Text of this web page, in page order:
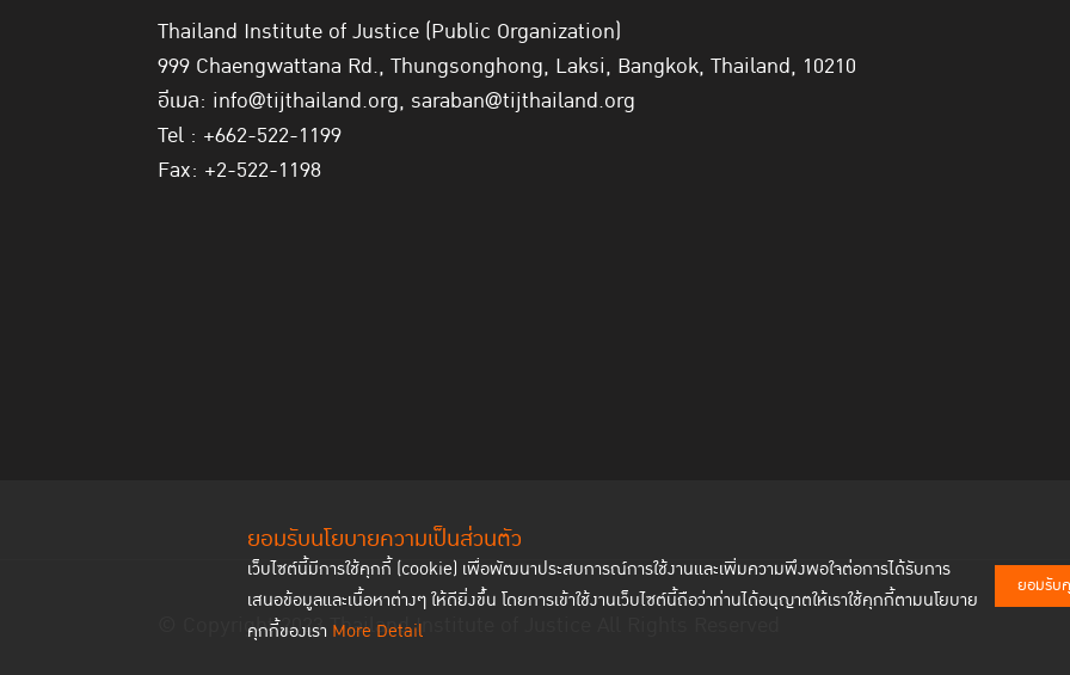
ยอมรับนโยบายความเป็นส่วนตัว
เว็บไซต์นี้มีการใช้คุกกี้ (cookie) เพื่อพัฒนาประสบการณ์การใช้งานและเพิ่มความพึงพอใจต่อการได้รับการ
เสนอข้อมูลและเนื้อหาต่างๆ ให้ดียิ่งขึ้น โดยการเข้าใช้งานเว็บไซต์นี้ถือว่าท่านได้อนุญาตให้เราใช้คุกกี้ตามนโยบาย
คุกกี้ของเรา More Detail
ยอมรับ
Thailand Institute of Justice (Public Organization)
999 Chaengwattana Rd., Thungsonghong, Laksi, Bangkok, Thailand, 10210
อีเมล: info@tijthailand.org, saraban@tijthailand.org
Tel : +662-522-1199
Fax: +2-522-1198
© Copyright 2023 Thailand Institute of Justice All Rights Reserved